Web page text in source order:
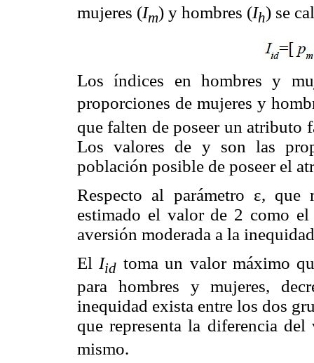
mujeres (Im) y hombres (Ih) se
Los índices en hombres y
proporciones de mujeres y
que falten de poseer un atributo
Los valores de y son las
población posible de poseer el
Respecto al parámetro ε,
estimado el valor de 2 como el
aversión moderada a la
El Iid toma un valor máximo
para hombres y mujeres,
inequidad exista entre los dos
que representa la diferencia
mismo.